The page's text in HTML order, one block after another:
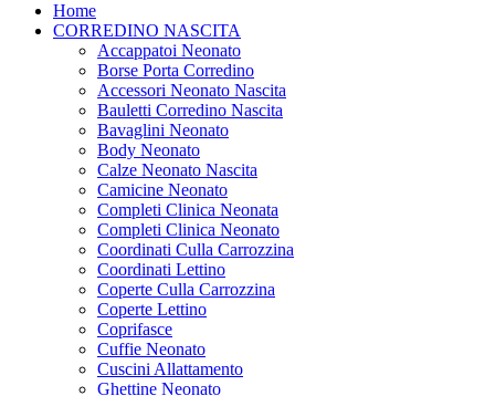
Home
CORREDINO NASCITA
Accappatoi Neonato
Borse Porta Corredino
Accessori Neonato Nascita
Bauletti Corredino Nascita
Bavaglini Neonato
Body Neonato
Calze Neonato Nascita
Camicine Neonato
Completi Clinica Neonata
Completi Clinica Neonato
Coordinati Culla Carrozzina
Coordinati Lettino
Coperte Culla Carrozzina
Coperte Lettino
Coprifasce
Cuffie Neonato
Cuscini Allattamento
Ghettine Neonato